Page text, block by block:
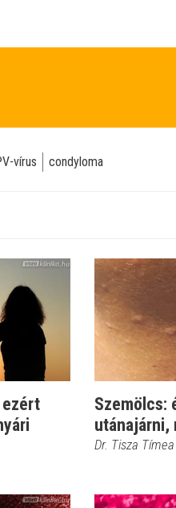
vírus condyloma
ezért
Szemölcs:
utánajárni,
Dr. Tisza Tímea